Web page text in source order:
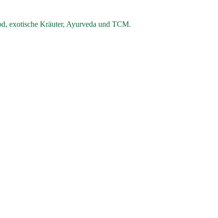
exotische Kräuter, Ayurveda und TCM.